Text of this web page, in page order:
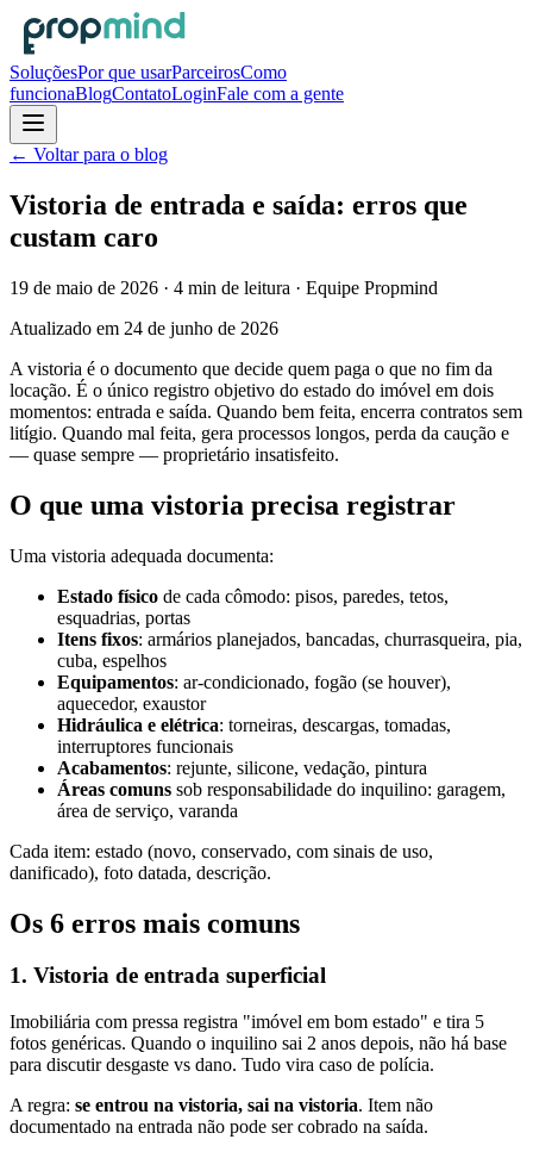
SoluçõesPor que usarParceirosComo
funcionaBlogContatoLoginFale com a gente
← Voltar para o blog
Vistoria de entrada e saída: erros que
custam caro
19 de maio de 2026 · 4 min de leitura · Equipe Propmind
Atualizado em 24 de junho de 2026
A vistoria é o documento que decide quem paga o que no fim da
locação. É o único registro objetivo do estado do imóvel em dois
momentos: entrada e saída. Quando bem feita, encerra contratos sem
litígio. Quando mal feita, gera processos longos, perda da caução e
— quase sempre — proprietário insatisfeito.
O que uma vistoria precisa registrar
Uma vistoria adequada documenta:
Estado físico de cada cômodo: pisos, paredes, tetos,
esquadrias, portas
Itens fixos: armários planejados, bancadas, churrasqueira, pia,
cuba, espelhos
Equipamentos: ar-condicionado, fogão (se houver),
aquecedor, exaustor
Hidráulica e elétrica: torneiras, descargas, tomadas,
interruptores funcionais
Acabamentos: rejunte, silicone, vedação, pintura
Áreas comuns sob responsabilidade do inquilino: garagem,
área de serviço, varanda
Cada item: estado (novo, conservado, com sinais de uso,
danificado), foto datada, descrição.
Os 6 erros mais comuns
1. Vistoria de entrada superficial
Imobiliária com pressa registra "imóvel em bom estado" e tira 5
fotos genéricas. Quando o inquilino sai 2 anos depois, não há base
para discutir desgaste vs dano. Tudo vira caso de polícia.
A regra: se entrou na vistoria, sai na vistoria. Item não
documentado na entrada não pode ser cobrado na saída.